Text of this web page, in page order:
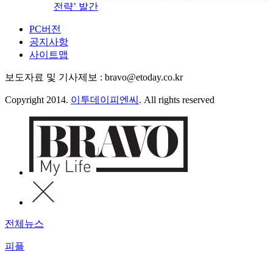
전략’ 발간
PC버전
공지사항
사이트맵
보도자료 및 기사제보 : bravo@etoday.co.kr
Copyright 2014. 이투데이피엔씨 . All rights reserved
전체뉴스
피플